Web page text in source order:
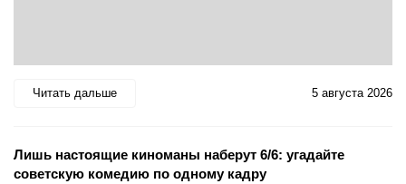
Читать дальше 5 августа 2026
Лишь настоящие киноманы наберут 6/6: угадайте
советскую комедию по одному кадру